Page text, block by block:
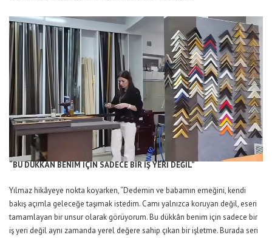
“BU DÜKKÂN BENİM İÇİN SADECE BİR İŞ YERİ DEĞİL”
Yılmaz hikâyeye nokta koyarken, “Dedemin ve babamın emeğini, kendi
bakış açımla geleceğe taşımak istedim. Camı yalnızca koruyan değil, eseri
tamamlayan bir unsur olarak görüyorum. Bu dükkân benim için sadece bir
iş yeri değil aynı zamanda yerel değere sahip çıkan bir işletme. Burada seri